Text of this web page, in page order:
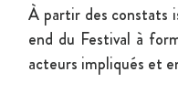
À partir des constats
end du Festival à
acteurs impliqués et